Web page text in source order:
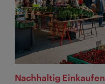
Nachhaltig Einkaufen